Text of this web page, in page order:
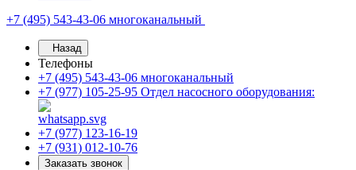
+7 (495) 543-43-06 многоканальный
Назад
Телефоны
+7 (495) 543-43-06 многоканальный
+7 (977) 105-25-95 Отдел насосного оборудования:
+7 (977) 123-16-19
+7 (931) 012-10-76
Заказать звонок